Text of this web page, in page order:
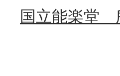
国立能楽堂